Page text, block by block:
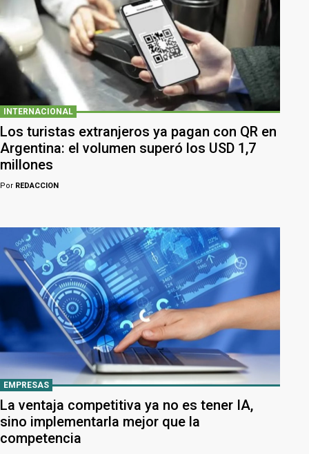
INTERNACIONAL
Los turistas extranjeros ya pagan con QR en
Argentina: el volumen superó los USD 1,7
millones
Por REDACCION
EMPRESAS
La ventaja competitiva ya no es tener IA,
sino implementarla mejor que la
competencia